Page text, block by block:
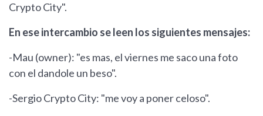
Crypto City".
En ese intercambio se leen los siguientes mensajes:
-Mau (owner): "es mas, el viernes me saco una foto
con el dandole un beso".
-Sergio Crypto City: "me voy a poner celoso".